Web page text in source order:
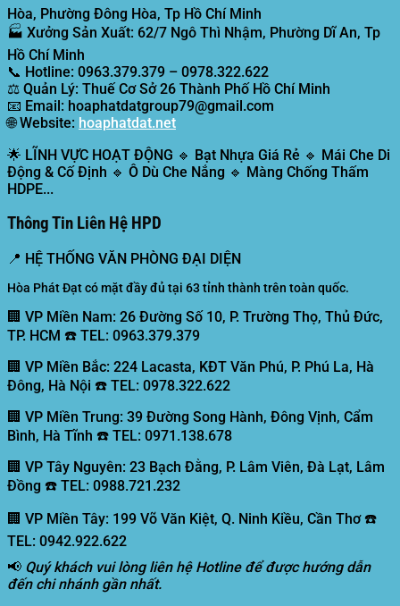
Hòa, Phường Đông Hòa, Tp Hồ Chí Minh
🏭 Xưởng Sản Xuất: 62/7 Ngô Thì Nhậm, Phường Dĩ An, Tp
Hồ Chí Minh
📞 Hotline: 0963.379.379 – 0978.322.622
⚖️ Quản Lý: Thuế Cơ Sở 26 Thành Phố Hồ Chí Minh
📧 Email: hoaphatdatgroup79@gmail.com
🌐Website: hoaphatdat.net
🌟 LĨNH VỰC HOẠT ĐỘNG 🔹 Bạt Nhựa Giá Rẻ 🔹 Mái Che Di
Động & Cố Định 🔹 Ô Dù Che Nắng 🔹 Màng Chống Thấm
HDPE...
Thông Tin Liên Hệ HPD
📍 HỆ THỐNG VĂN PHÒNG ĐẠI DIỆN
Hòa Phát Đạt có mặt đầy đủ tại 63 tỉnh thành trên toàn quốc.
🏢 VP Miền Nam: 26 Đường Số 10, P. Trường Thọ, Thủ Đức,
TP. HCM ☎️ TEL: 0963.379.379
🏢 VP Miền Bắc: 224 Lacasta, KĐT Văn Phú, P. Phú La, Hà
Đông, Hà Nội ☎️ TEL: 0978.322.622
🏢 VP Miền Trung: 39 Đường Song Hành, Đông Vịnh, Cẩm
Bình, Hà Tĩnh ☎️ TEL: 0971.138.678
🏢 VP Tây Nguyên: 23 Bạch Đằng, P. Lâm Viên, Đà Lạt, Lâm
Đồng ☎️ TEL: 0988.721.232
🏢 VP Miền Tây: 199 Võ Văn Kiệt, Q. Ninh Kiều, Cần Thơ ☎️
TEL: 0942.922.622
📢 Quý khách vui lòng liên hệ Hotline để được hướng dẫn
đến chi nhánh gần nhất.